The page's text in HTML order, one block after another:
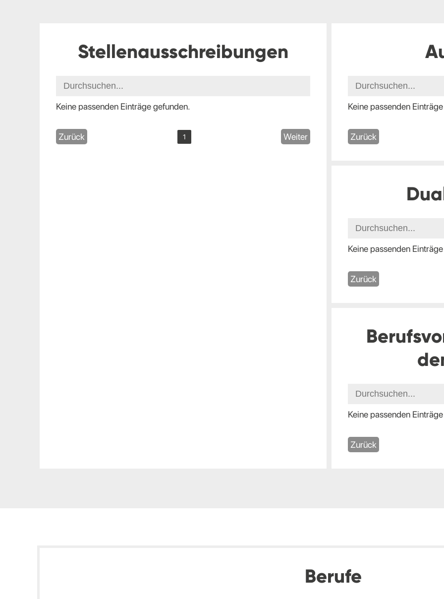
Stellenausschreibungen
Keine passenden Einträge gefunden.
Zurück 1 Weiter
Keine passenden
Zurück
Keine passenden
Zurück
Keine passenden
Zurück
Berufe